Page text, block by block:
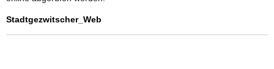
Stadtgezwitscher_Web